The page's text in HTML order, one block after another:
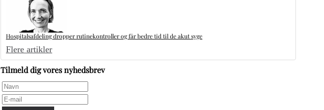
Hospitalsafdeling dropper rutinekontroller og får bedre tid til de akut syge
Flere artikler
Tilmeld dig vores nyhedsbrev